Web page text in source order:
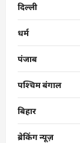
दिल्ली
धर्म
पंजाब
पश्चिम बंगाल
बिहार
ब्रेकिंग न्यूज़